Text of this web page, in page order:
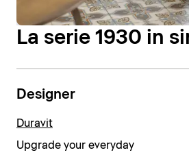
La serie 1930 in
Designer
Duravit
Upgrade your everyday